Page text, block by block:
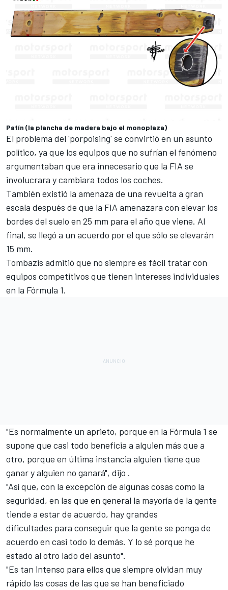
Patín (la plancha de madera bajo el monoplaza)
El problema del 'porpoising' se convirtió en un asunto
político, ya que los equipos que no sufrían el fenómeno
argumentaban que era innecesario que la FIA se
involucrara y cambiara todos los coches.
También existió la amenaza de una revuelta a gran
escala después de que la FIA amenazara con elevar los
bordes del suelo en 25 mm para el año que viene. Al
final, se llegó a un acuerdo por el que sólo se elevarán
15 mm.
Tombazis admitió que no siempre es fácil tratar con
equipos competitivos que tienen intereses individuales
en la Fórmula 1.
"Es normalmente un aprieto, porque en la Fórmula 1 se
supone que casi todo beneficia a alguien más que a
otro, porque en última instancia alguien tiene que
ganar y alguien no ganará", dijo .
"Así que, con la excepción de algunas cosas como la
seguridad, en las que en general la mayoría de la gente
tiende a estar de acuerdo, hay grandes
dificultades para conseguir que la gente se ponga de
acuerdo en casi todo lo demás. Y lo sé porque he
estado al otro lado del asunto".
"Es tan intenso para ellos que siempre olvidan muy
rápido las cosas de las que se han beneficiado